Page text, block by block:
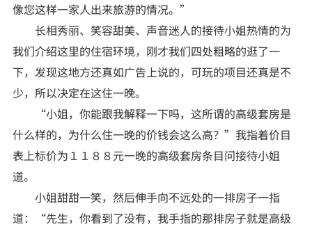
像您这样一家人出来旅游的情况。”
长相秀丽、笑容甜美、声音迷人的接待小姐热情的为
我们介绍这里的住宿环境，刚才我们四处粗略的逛了一
下，发现这地方还真如广告上说的，可玩的项目还真是不
少，所以决定在这住一晚。
“小姐，你能跟我解释一下吗，这所谓的高级套房是
什么样的，为什么住一晚的价钱会这么高？”我指着价目
表上标价为１１８８元一晚的高级套房条目问接待小姐
道。
小姐甜甜一笑，然后伸手向不远处的一排房子一指
道：“先生，你看到了没有，我手指的那排房子就是高级